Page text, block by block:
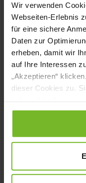
Wir verwenden
Webseiten-Erlebnis
für eine sichere
Daten zur
erheben, damit wir
auf Ihre Interessen
„Akzeptieren“
dieser Cookies zu.
homogene
Die
spritzen
Die Ravioli
Zum
Wasser